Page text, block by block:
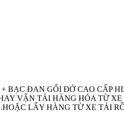
BẠC ĐAN GỐI ĐỞ CAO CẤP
VẬN TẢI HÀNG HÓA TỪ
LẤY HÀNG TỪ XE TẢI